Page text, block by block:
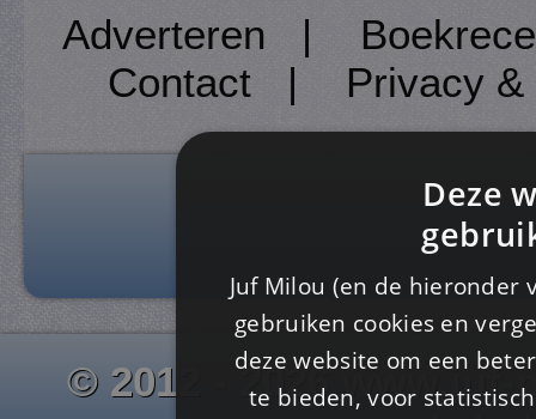
Adverteren |
Contact| Privacy
© 2012 - 2026
Deze
Juf Milou (en de
gebruiken cookies en
deze website om een
te bieden, voor